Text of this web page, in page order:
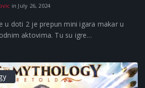
in July 26, 2024September 16, 2025
u doti 2 je prepun mini igara makar u
aktovima. Tu su igre…